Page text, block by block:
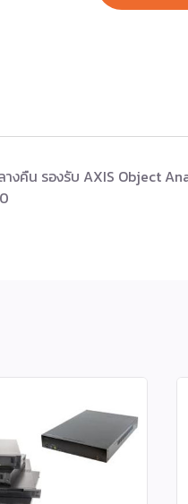
งคืน รองรับ AXIS Object